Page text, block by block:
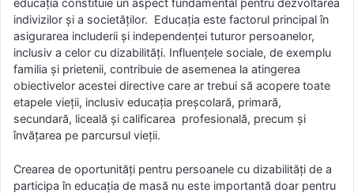
educația constituie un aspect fundamental pentru dezvoltarea
indivizilor și a societăților. Educația este factorul principal în
asigurarea includerii și independenței tuturor persoanelor,
inclusiv a celor cu dizabilități. Influențele sociale, de exemplu
familia și prietenii, contribuie de asemenea la atingerea
obiectivelor acestei directive care ar trebui să acopere toate
etapele vieții, inclusiv educația preșcolară, primară,
secundară, liceală și calificarea profesională, precum și
învățarea pe parcursul vieții.
Crearea de oportunități pentru persoanele cu dizabilități de a
participa în educația de masă nu este importantă doar pentru